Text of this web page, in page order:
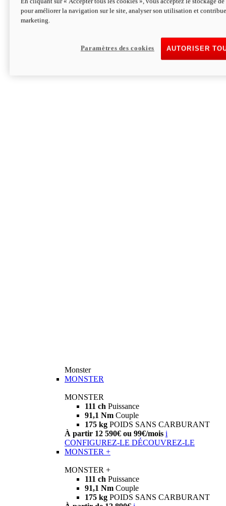
Hypermotard V2 SP 100
Découvrez-le
Monster
MONSTER
MONSTER
111 ch Puissance
91,1 Nm Couple
175 kg POIDS SANS CARBURANT
À partir 12 590€ ou 99€/mois i
CONFIGUREZ-LE DÉCOUVREZ-LE
MONSTER +
MONSTER +
111 ch Puissance
91,1 Nm Couple
175 kg POIDS SANS CARBURANT
pour améliorer la navigation sur le site, analyser son utilisation et
marketing.
AUTORISER
Paramètres des cookies